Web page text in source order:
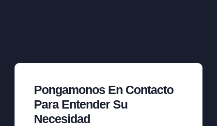
Pongamonos En Contacto
Para Entender Su
Necesidad